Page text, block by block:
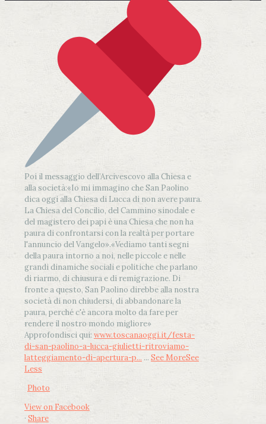
Poi il messaggio dell’Arcivescovo alla Chiesa e
alla società:«Io mi immagino che San Paolino
dica oggi alla Chiesa di Lucca di non avere paura.
La Chiesa del Concilio, del Cammino sinodale e
del magistero dei papi è una Chiesa che non ha
paura di confrontarsi con la realtà per portare
l'annuncio del Vangelo».«Vediamo tanti segni
della paura intorno a noi, nelle piccole e nelle
grandi dinamiche sociali e politiche che parlano
di riarmo, di chiusura e di remigrazione. Di
fronte a questo, San Paolino direbbe alla nostra
società di non chiudersi, di abbandonare la
paura, perché c'è ancora molto da fare per
rendere il nostro mondo migliore»
Approfondisci qui: www.toscanaoggi.it/festa-
di-san-paolino-a-lucca-giulietti-ritroviamo-
latteggiamento-di-apertura-p... ... See MoreSee
Less
Photo
View on Facebook
· Share